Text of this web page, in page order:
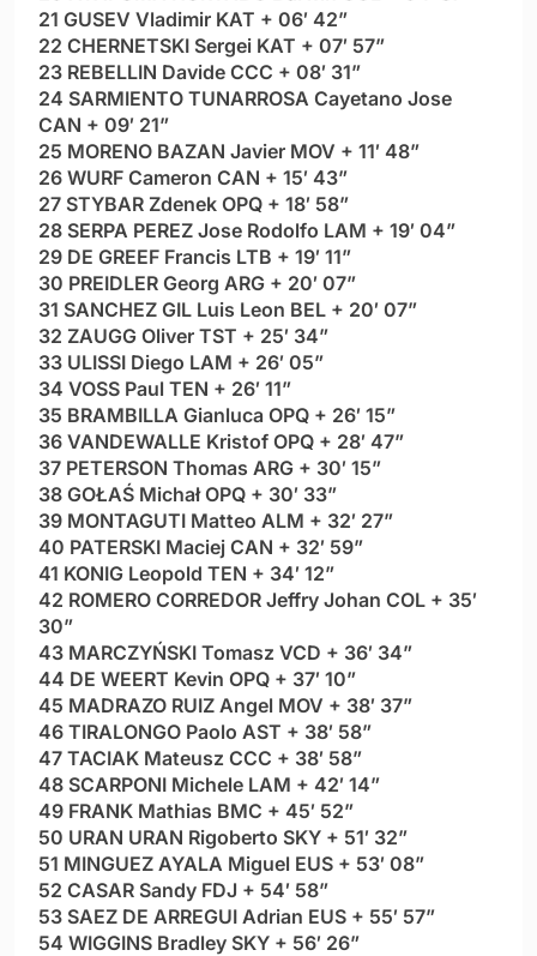
21 GUSEV Vladimir KAT + 06′ 42”
22 CHERNETSKI Sergei KAT + 07′ 57”
23 REBELLIN Davide CCC + 08′ 31”
24 SARMIENTO TUNARROSA Cayetano Jose
CAN + 09′ 21”
25 MORENO BAZAN Javier MOV + 11′ 48”
26 WURF Cameron CAN + 15′ 43”
27 STYBAR Zdenek OPQ + 18′ 58”
28 SERPA PEREZ Jose Rodolfo LAM + 19′ 04”
29 DE GREEF Francis LTB + 19′ 11”
30 PREIDLER Georg ARG + 20′ 07”
31 SANCHEZ GIL Luis Leon BEL + 20′ 07”
32 ZAUGG Oliver TST + 25′ 34”
33 ULISSI Diego LAM + 26′ 05”
34 VOSS Paul TEN + 26′ 11”
35 BRAMBILLA Gianluca OPQ + 26′ 15”
36 VANDEWALLE Kristof OPQ + 28′ 47”
37 PETERSON Thomas ARG + 30′ 15”
38 GOŁAŚ Michał OPQ + 30′ 33”
39 MONTAGUTI Matteo ALM + 32′ 27”
40 PATERSKI Maciej CAN + 32′ 59”
41 KONIG Leopold TEN + 34′ 12”
42 ROMERO CORREDOR Jeffry Johan COL + 35′
30”
43 MARCZYŃSKI Tomasz VCD + 36′ 34”
44 DE WEERT Kevin OPQ + 37′ 10”
45 MADRAZO RUIZ Angel MOV + 38′ 37”
46 TIRALONGO Paolo AST + 38′ 58”
47 TACIAK Mateusz CCC + 38′ 58”
48 SCARPONI Michele LAM + 42′ 14”
49 FRANK Mathias BMC + 45′ 52”
50 URAN URAN Rigoberto SKY + 51′ 32”
51 MINGUEZ AYALA Miguel EUS + 53′ 08”
52 CASAR Sandy FDJ + 54′ 58”
53 SAEZ DE ARREGUI Adrian EUS + 55′ 57”
54 WIGGINS Bradley SKY + 56′ 26”